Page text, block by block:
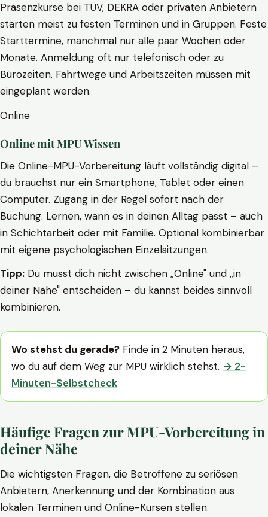
Präsenzkurse bei TÜV, DEKRA oder privaten Anbietern
starten meist zu festen Terminen und in Gruppen. Feste
Starttermine, manchmal nur alle paar Wochen oder
Monate. Anmeldung oft nur telefonisch oder zu
Bürozeiten. Fahrtwege und Arbeitszeiten müssen mit
eingeplant werden.
Online
Online mit MPU Wissen
Die Online-MPU-Vorbereitung läuft vollständig digital –
du brauchst nur ein Smartphone, Tablet oder einen
Computer. Zugang in der Regel sofort nach der
Buchung. Lernen, wann es in deinen Alltag passt – auch
in Schichtarbeit oder mit Familie. Optional kombinierbar
mit eigene psychologischen Einzelsitzungen.
Tipp: Du musst dich nicht zwischen „Online" und „in
deiner Nähe" entscheiden – du kannst beides sinnvoll
kombinieren.
Wo stehst du gerade? Finde in 2 Minuten heraus,
wo du auf dem Weg zur MPU wirklich stehst. → 2-
Minuten-Selbstcheck
Häufige Fragen zur MPU-Vorbereitung in
deiner Nähe
Die wichtigsten Fragen, die Betroffene zu seriösen
Anbietern, Anerkennung und der Kombination aus
lokalen Terminen und Online-Kursen stellen.